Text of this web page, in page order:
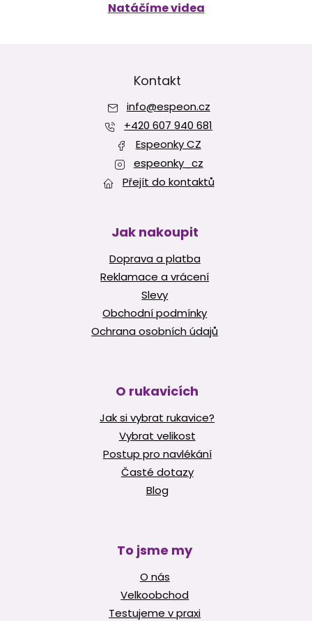
Natáčíme videa
Kontakt
info@espeon.cz
+420 607 940 681
Espeonky CZ
espeonky_cz
Přejít do kontaktů
Jak nakoupit
Doprava a platba
Reklamace a vrácení
Slevy
Obchodní podmínky
Ochrana osobních údajů
O rukavicích
Jak si vybrat rukavice?
Vybrat velikost
Postup pro navlékání
Časté dotazy
Blog
To jsme my
O nás
Velkoobchod
Testujeme v praxi